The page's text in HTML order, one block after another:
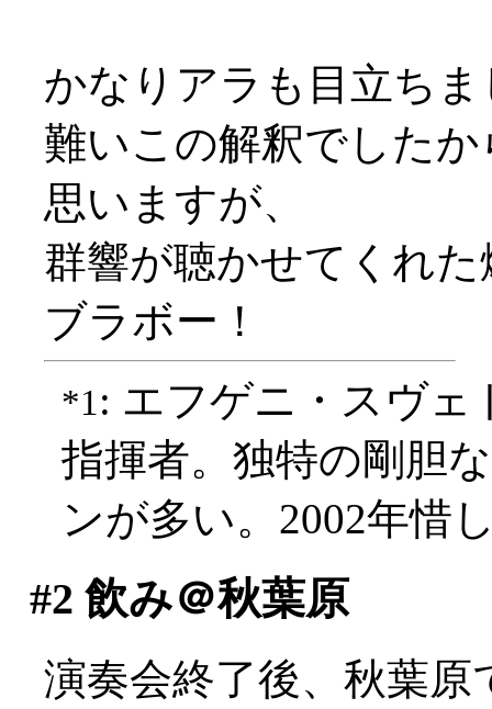
かなりアラも目立ち
難いこの解釈でした
思いますが、
群響が聴かせてくれ
ブラボー！
*1 : エフゲニ・スヴェ
指揮者。独特の剛胆
ンが多い。2002年惜
#2 飲み＠秋葉原
演奏会終了後、秋葉